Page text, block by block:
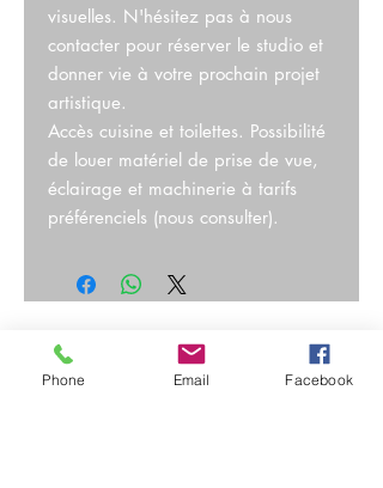
visuelles. N'hésitez pas à nous
contacter pour réserver le studio et
donner vie à votre prochain projet
artistique.
Accès cuisine et toilettes. Possibilité
de louer matériel de prise de vue,
éclairage et machinerie à tarifs
préférenciels (nous consulter).
Phone Email Facebook